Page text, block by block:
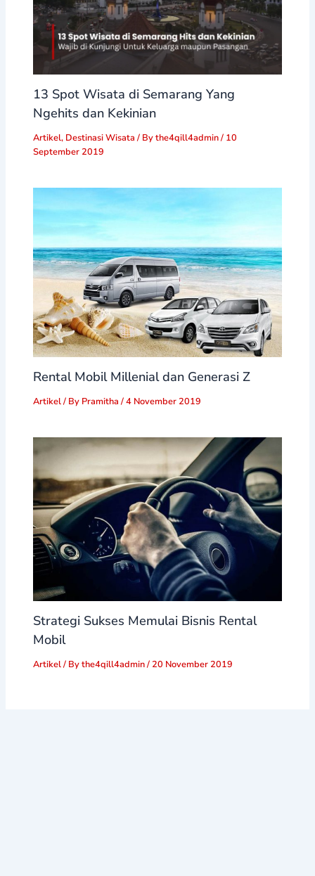
13 Spot Wisata di Semarang Yang
Ngehits dan Kekinian
Artikel, Destinasi Wisata/ Bythe4qill4admin/ 10
September 2019
Rental Mobil Millenial dan Generasi Z
Artikel/ By Pramitha/4 November 2019
Strategi Sukses Memulai Bisnis Rental
Mobil
Artikel/ Bythe4qill4admin/ 20 November 2019